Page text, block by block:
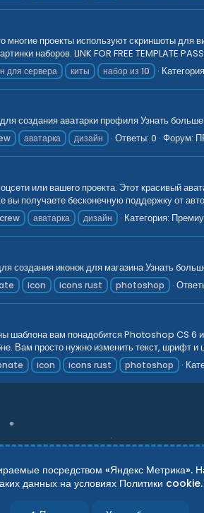
многие проекты используют скриншоты
наборов. LINK FOR FREE TEMPLATE
для сервера киты набор из 10
аватарки профиля Узнать больше
аватарка дизайн Ответы: 0 Форум:
или вашего проекта. Этот красивый
получаете бесконечную поддержку от
crew аватарка дизайн Категория:
иконок для магазина Узнать
icon icons rust photoshop
вам понадобится Photoshop CS 6
Вам просто нужно изменить текст, шрифт и
icon icons rust photoshop
посредством «Яндекс Метрика».
данных на условиях Политики